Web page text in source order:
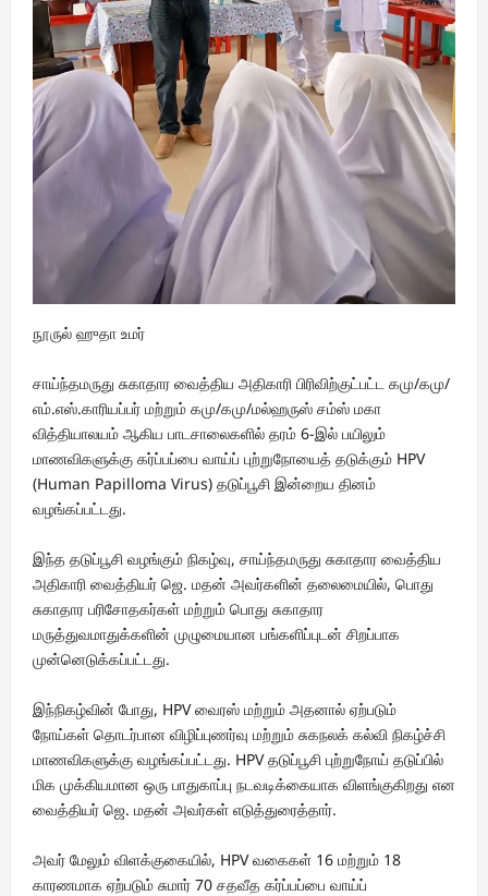
நூருல் ஹுதா உமர்
சாய்ந்தமருது சுகாதார வைத்திய அதிகாரி பிரிவிற்குட்பட்ட கமு/கமு/
எம்.எஸ்.காரியப்பர் மற்றும் கமு/கமு/மல்ஹருஸ் சம்ஸ் மகா
வித்தியாலயம் ஆகிய பாடசாலைகளில் தரம் 6-இல் பயிலும்
மாணவிகளுக்கு கர்ப்பப்பை வாய்ப் புற்றுநோயைத் தடுக்கும் HPV
(Human Papilloma Virus) தடுப்பூசி இன்றைய தினம்
வழங்கப்பட்டது.
இந்த தடுப்பூசி வழங்கும் நிகழ்வு, சாய்ந்தமருது சுகாதார வைத்திய
அதிகாரி வைத்தியர் ஜெ. மதன் அவர்களின் தலைமையில், பொது
சுகாதார பரிசோதகர்கள் மற்றும் பொது சுகாதார
மருத்துவமாதுக்களின் முழுமையான பங்களிப்புடன் சிறப்பாக
முன்னெடுக்கப்பட்டது.
இந்நிகழ்வின் போது, HPV வைரஸ் மற்றும் அதனால் ஏற்படும்
நோய்கள் தொடர்பான விழிப்புணர்வு மற்றும் சுகநலக் கல்வி நிகழ்ச்சி
மாணவிகளுக்கு வழங்கப்பட்டது. HPV தடுப்பூசி புற்றுநோய் தடுப்பில்
மிக முக்கியமான ஒரு பாதுகாப்பு நடவடிக்கையாக விளங்குகிறது என
வைத்தியர் ஜெ. மதன் அவர்கள் எடுத்துரைத்தார்.
அவர் மேலும் விளக்குகையில், HPV வகைகள் 16 மற்றும் 18
காரணமாக ஏற்படும் சுமார் 70 சதவீத கர்ப்பப்பை வாய்ப்